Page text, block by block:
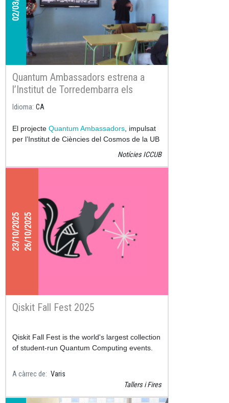
Quantum Ambassadors estrena a
l’Institut de Torredembarra els
materials educatius creats durant
Idioma CA
El projecte Quantum Ambassadors , impulsat
per l’Institut de Ciències del Cosmos de la UB
(ICCUB) i l’Institut de Nanociència i
Notícies ICCUB
23/10/202526/10/2025
Qiskit Fall Fest 2025
Qiskit Fall Fest is the world's largest collection
of student-run Quantum Computing events.
A càrrec de
Varis
Tallers i Fires